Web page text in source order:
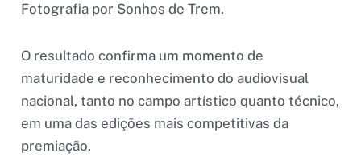
Fotografia por Sonhos de Trem.
O resultado confirma um momento de
maturidade e reconhecimento do audiovisual
nacional, tanto no campo artístico quanto técnico,
em uma das edições mais competitivas da
premiação.